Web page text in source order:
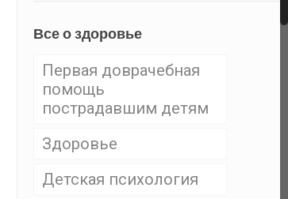
Все о здоровье
Первая доврачебная
помощь
пострадавшим детям
Здоровье
Детская психология